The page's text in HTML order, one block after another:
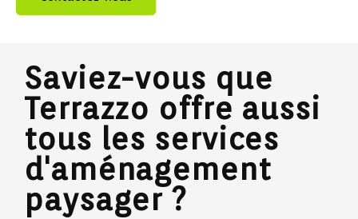
Saviez-vous que
Terrazzo offre aussi
tous les services
d'aménagement
paysager ?